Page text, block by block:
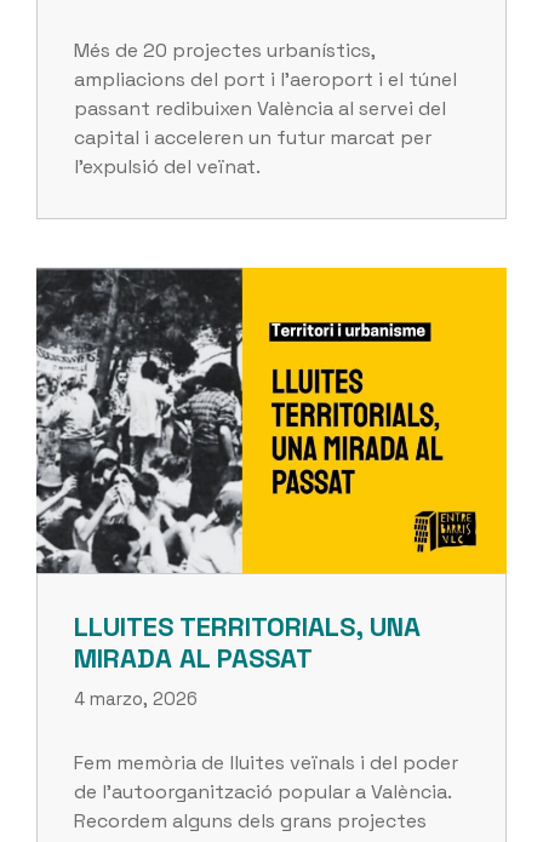
Més de 20 projectes urbanístics,
ampliacions del port i l’aeroport i el túnel
passant redibuixen València al servei del
capital i acceleren un futur marcat per
l’expulsió del veïnat.
LLUITES TERRITORIALS, UNA
MIRADA AL PASSAT
4 marzo, 2026
Fem memòria de lluites veïnals i del poder
de l’autoorganització popular a València.
Recordem alguns dels grans projectes